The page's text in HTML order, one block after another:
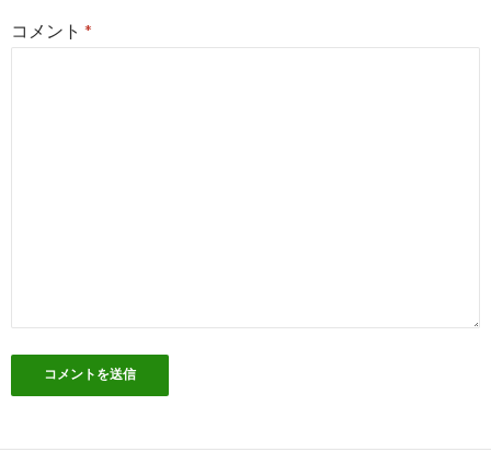
ゲ
ー
コメント *